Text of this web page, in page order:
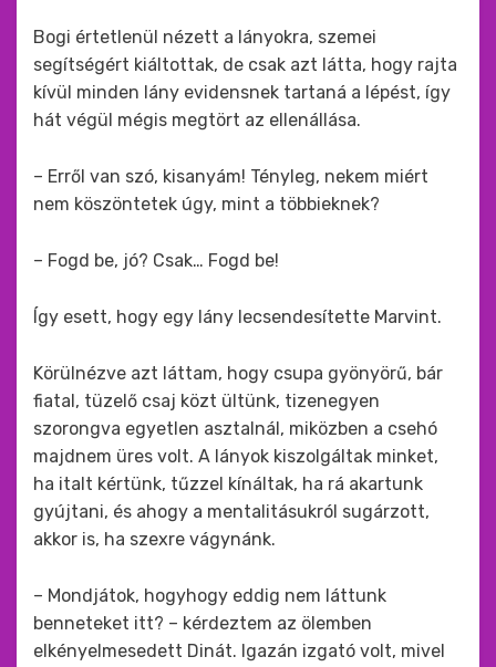
Bogi értetlenül nézett a lányokra, szemei
segítségért kiáltottak, de csak azt látta, hogy rajta
kívül minden lány evidensnek tartaná a lépést, így
hát végül mégis megtört az ellenállása.
– Erről van szó, kisanyám! Tényleg, nekem miért
nem köszöntetek úgy, mint a többieknek?
– Fogd be, jó? Csak… Fogd be!
Így esett, hogy egy lány lecsendesítette Marvint.
Körülnézve azt láttam, hogy csupa gyönyörű, bár
fiatal, tüzelő csaj közt ültünk, tizenegyen
szorongva egyetlen asztalnál, miközben a csehó
majdnem üres volt. A lányok kiszolgáltak minket,
ha italt kértünk, tűzzel kínáltak, ha rá akartunk
gyújtani, és ahogy a mentalitásukról sugárzott,
akkor is, ha szexre vágynánk.
– Mondjátok, hogyhogy eddig nem láttunk
benneteket itt? – kérdeztem az ölemben
elkényelmesedett Dinát. Igazán izgató volt, mivel